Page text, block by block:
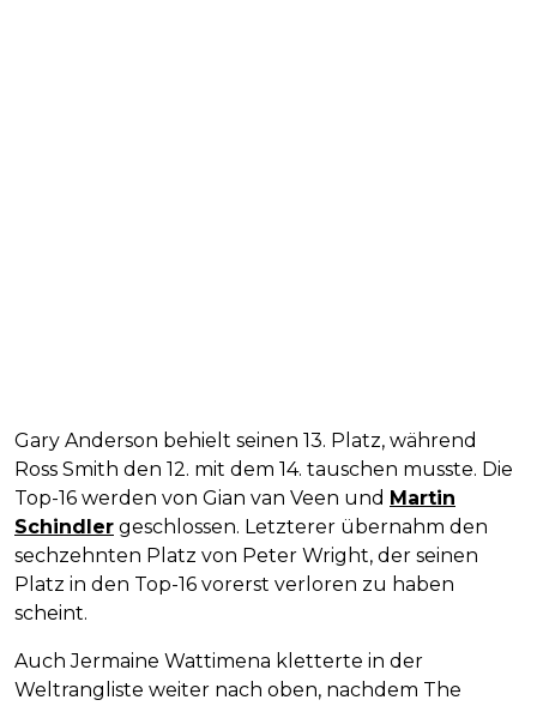
Gary Anderson behielt seinen 13. Platz, während
Ross Smith den 12. mit dem 14. tauschen musste. Die
Top-16 werden von Gian van Veen und Martin
Schindler geschlossen. Letzterer übernahm den
sechzehnten Platz von Peter Wright, der seinen
Platz in den Top-16 vorerst verloren zu haben
scheint.
Auch Jermaine Wattimena kletterte in der
Weltrangliste weiter nach oben, nachdem The